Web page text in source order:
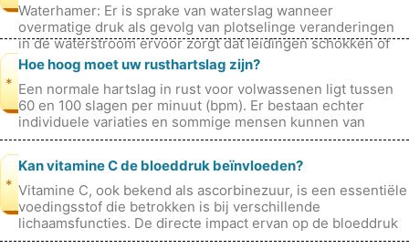
Waterhamer: Er is sprake van waterslag wanneer
overmatige druk als gevolg van plotselinge veranderingen
in de waterstroom ervoor zorgt dat leidingen schokken of
trillen, wat leidt tot bonken
*
Hoe hoog moet uw rusthartslag zijn?
Een normale hartslag in rust voor volwassenen ligt tussen
60 en 100 slagen per minuut (bpm). Er bestaan ​​echter
individuele variaties en sommige mensen kunnen van
nature een hogere of lager
*
Kan vitamine C de bloeddruk beïnvloeden?
Vitamine C, ook bekend als ascorbinezuur, is een essentiële
voedingsstof die betrokken is bij verschillende
lichaamsfuncties. De directe impact ervan op de bloeddruk
is echter nog steeds ond